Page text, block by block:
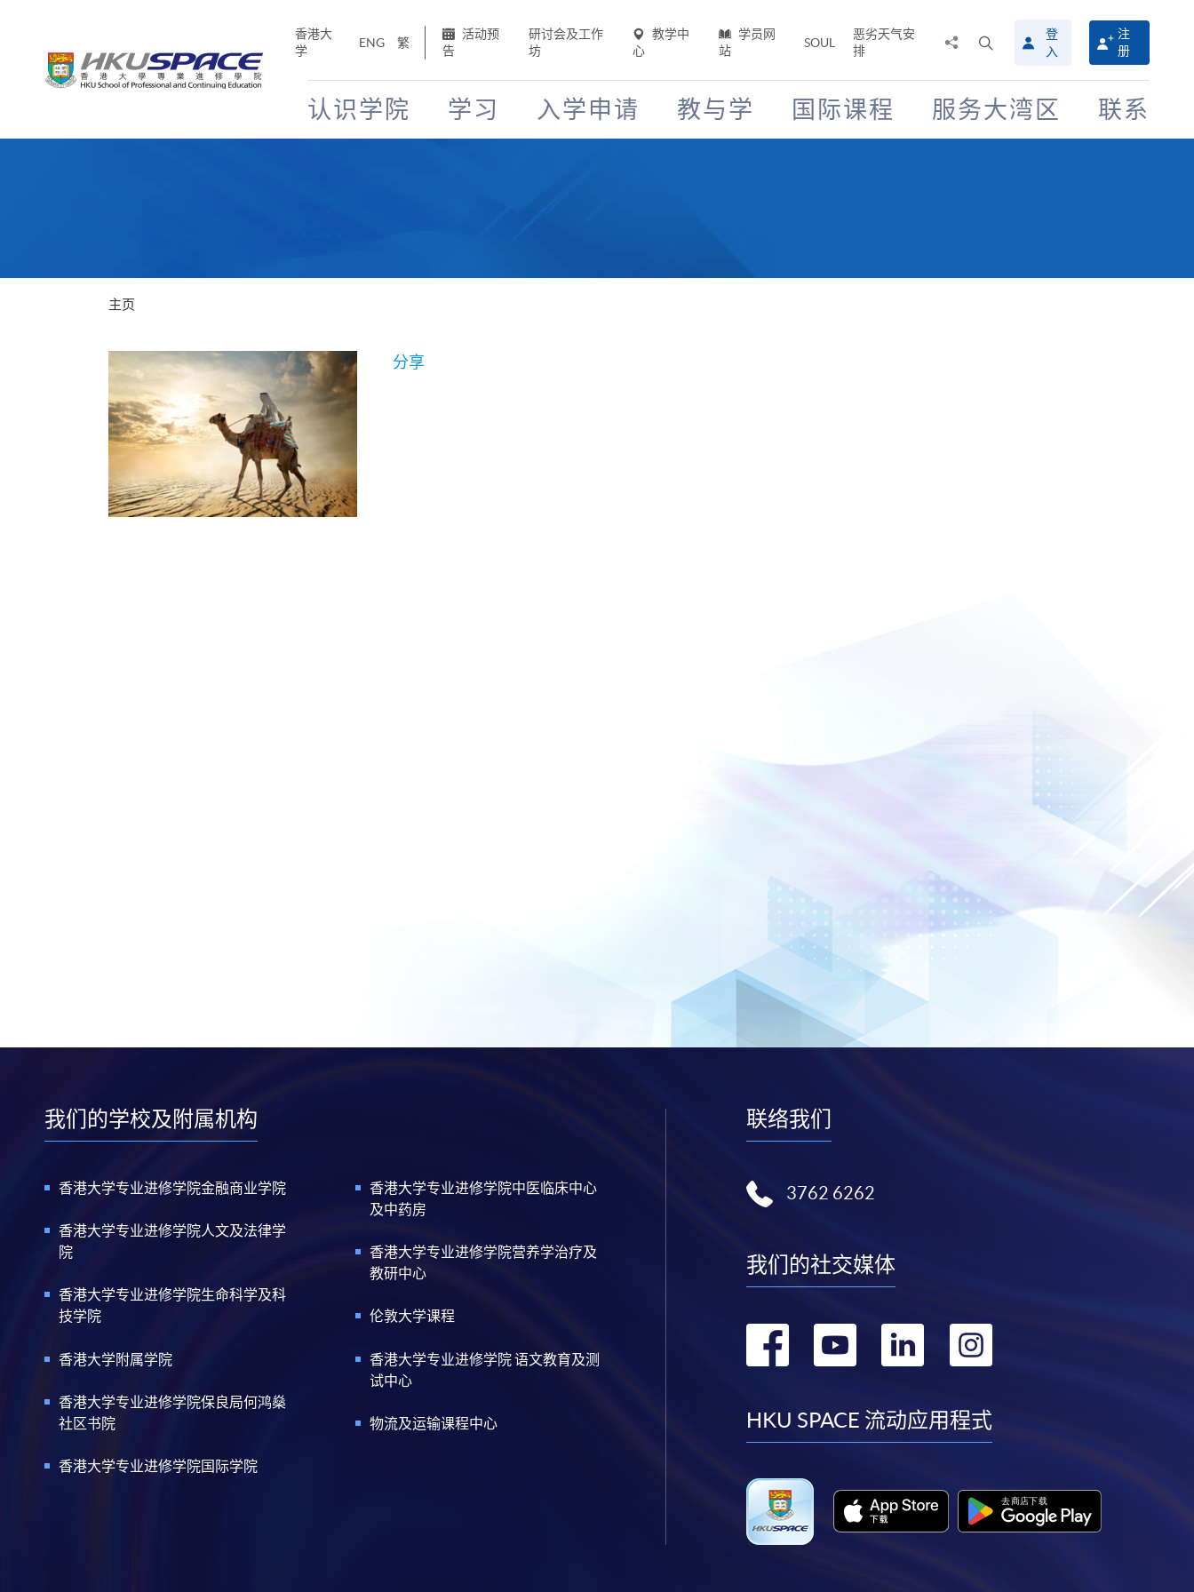
香港大
学
ENG 繁
活动预
告
研讨会及工作
坊
教学中
心
学员网
站
SOUL
恶劣天气安
排
搜
寻
介
面
登
入
注
册
认识学院 学习 入学申请 教与学 国际课程 服务大湾区 联系
主页
分享
我们的学校及附属机构
香港大学专业进修学院金融商业学院
香港大学专业进修学院人文及法律学
院
香港大学专业进修学院生命科学及科
技学院
香港大学附属学院
香港大学专业进修学院保良局何鸿燊
社区书院
香港大学专业进修学院国际学院
香港大学专业进修学院中医临床中心
及中药房
香港大学专业进修学院营养学治疗及
教研中心
伦敦大学课程
香港大学专业进修学院 语文教育及测
试中心
物流及运输课程中心
联络我们
3762 6262
我们的社交媒体
转
facebook
转
youtube
转
linkedin
转
instagram
HKU SPACE 流动应用程式